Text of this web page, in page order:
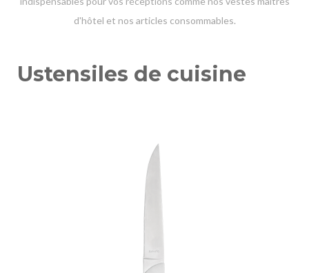
d'hôtel et nos articles consommables.
Ustensiles de cuisine